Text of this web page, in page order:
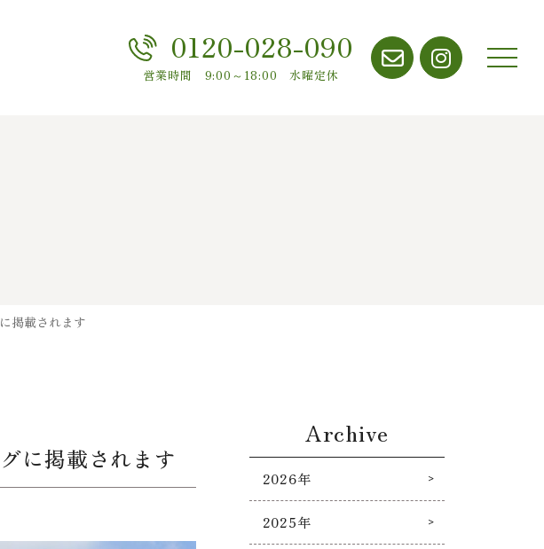
0120-028-090
営業時間 9:00～18:00 水曜定休
メニ
掲載されます
に掲載されます
Archive
2026年
2025年